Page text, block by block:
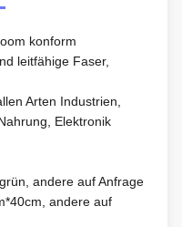
konform
leitfähige Faser,
Arten Industrien,
Elektronik
andere auf Anfrage
andere auf